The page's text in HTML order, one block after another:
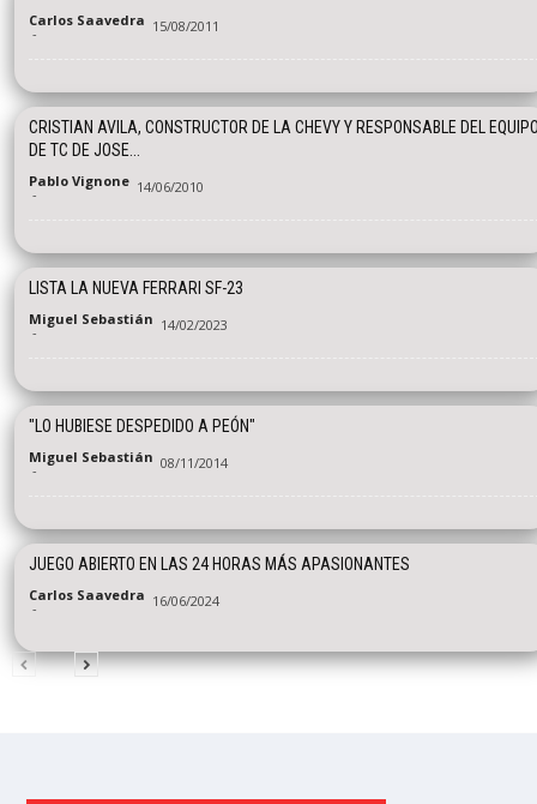
Carlos Saavedra
- 15/08/2011
CRISTIAN AVILA, CONSTRUCTOR DE LA CHEVY Y RESPONSABLE DEL
DE TC DE JOSE...
Pablo Vignone
- 14/06/2010
LISTA LA NUEVA FERRARI SF-23
Miguel Sebastián
- 14/02/2023
"LO HUBIESE DESPEDIDO A PEÓN"
Miguel Sebastián
- 08/11/2014
JUEGO ABIERTO EN LAS 24 HORAS MÁS APASIONANTES
Carlos Saavedra
- 16/06/2024